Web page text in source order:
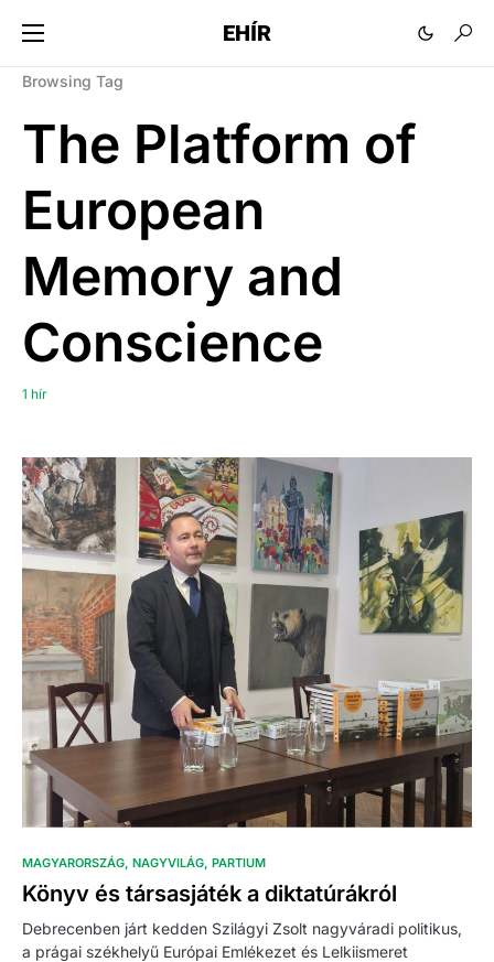
EHÍR
Browsing Tag
The Platform of
European
Memory and
Conscience
1 hír
MAGYARORSZÁG NAGYVILÁG PARTIUM
Könyv és társasjáték a diktatúrákról
Debrecenben járt kedden Szilágyi Zsolt nagyváradi politikus,
a prágai székhelyű Európai Emlékezet és Lelkiismeret